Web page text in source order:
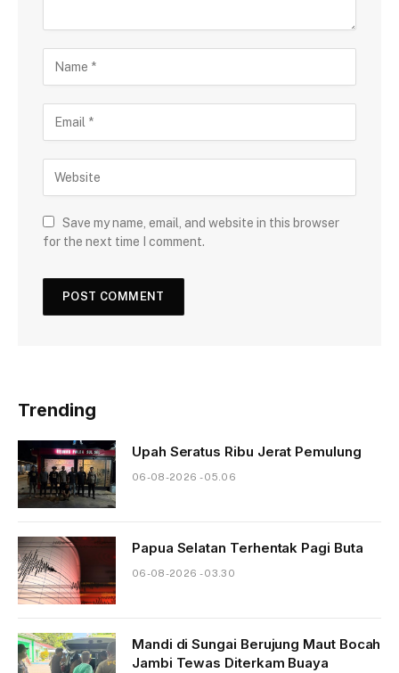
Save my name, email, and website in this browser
for the next time I comment.
Trending
Upah Seratus Ribu Jerat Pemulung
06-08-2026 - 05.06
Papua Selatan Terhentak Pagi Buta
06-08-2026 - 03.30
Mandi di Sungai Berujung Maut Bocah
Jambi Tewas Diterkam Buaya